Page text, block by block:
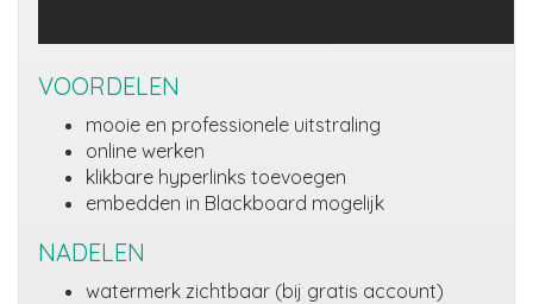
VOORDELEN
mooie en professionele uitstraling
online werken
klikbare hyperlinks toevoegen
embedden in Blackboard mogelijk
NADELEN
watermerk zichtbaar (bij gratis account)